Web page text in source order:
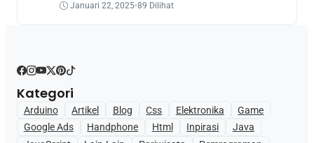
Januari 22, 2025•89 Dilihat
Kategori
Arduino Artikel Blog Css Elektronika
Game
Google Ads
Handphone Html Inpirasi
Java